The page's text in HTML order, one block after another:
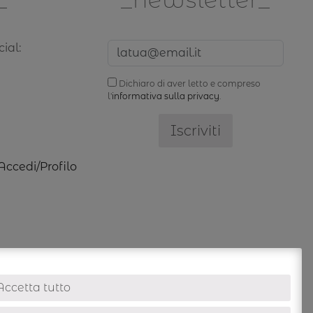
Dichiaro di aver letto e compreso
l'informativa sulla privacy.
Profilo
tutto